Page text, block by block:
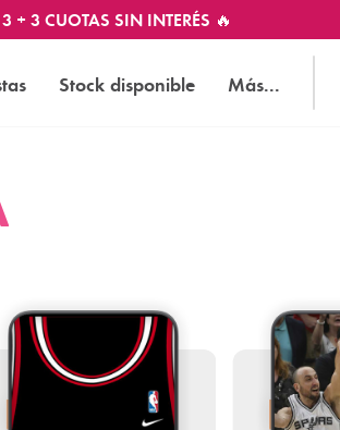
3 CUOTAS SIN INTERÉS 🔥
Stock disponible Más...